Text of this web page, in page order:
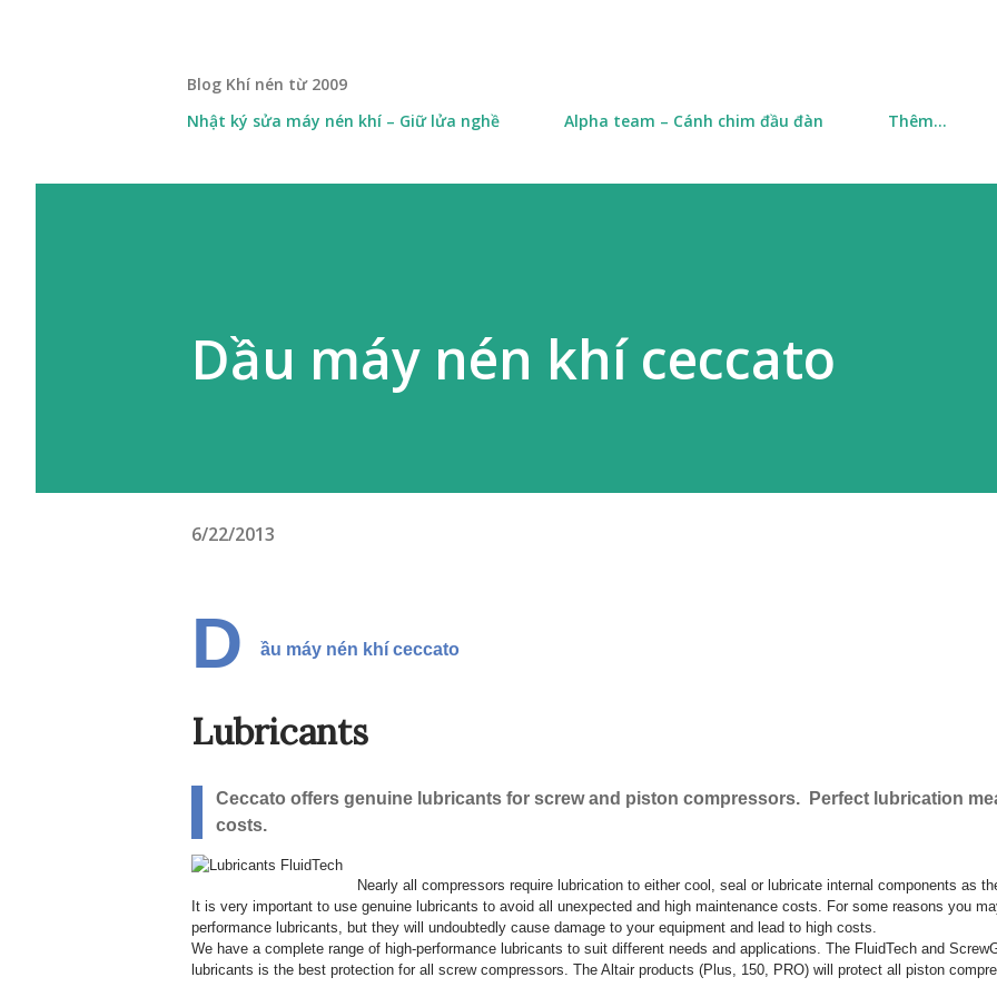
Blog Khí nén từ 2009
Nhật ký sửa máy nén khí – Giữ lửa nghề
Alpha team – Cánh chim đầu đàn Thêm…
Dầu máy nén khí ceccato
6/22/2013
D ầu máy nén khí ceccato
Lubricants
Ceccato offers genuine lubricants for screw and piston compressors. Perfect lubrication
costs.
Nearly all compressors require lubrication to either cool, seal or lubricate internal components as
It is very important to use genuine lubricants to avoid all unexpected and high maintenance costs. For some reasons you
performance lubricants, but they will undoubtedly cause damage to your equipment and lead to high costs.
We have a complete range of high-performance lubricants to suit different needs and applications. The FluidTech and
lubricants is the best protection for all screw compressors. The Altair products (Plus, 150, PRO) will protect all piston